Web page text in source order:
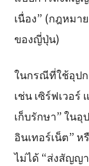
เนื่อง” (กฎหมา
ของญี่ปุ่น)
ในกรณีที่ใช้อุป
เช่น เซิร์ฟเวอ
เก็บรักษา” ใน
อินเทอร์เน็ต” ห
ไม่ได้ “ส่งสัญญ